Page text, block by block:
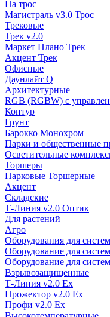
На трос
Магистраль v3.0 Трос
Трековые
Трек v2.0
Маркет Плано Трек
Акцент Трек
Офисные
Даунлайт Q
Архитектурные
RGB (RGBW) с
Контур
Грунт
Барокко Монохром
Парки и общественные
Осветительные
Торшеры
Парковые Торшерные
Акцент
Складские
Т-Линия v2.0 Оптик
Для растений
Агро
Оборудования для
Оборудование для
Оборудование для
Взрывозащищенные
Т-Линия v2.0 Ex
Прожектор v2.0 Ex
Профи v2.0 Ex